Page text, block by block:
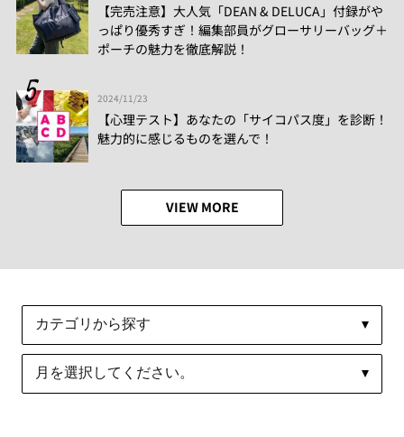
【完売注意】大人気「DEAN & DELUCA」付録がや
っぱり優秀すぎ！編集部員がグローサリーバッグ＋
ポーチの魅力を徹底解説！
2024/11/23
【心理テスト】あなたの「サイコパス度」を診断！
魅力的に感じるものを選んで！
VIEW MORE